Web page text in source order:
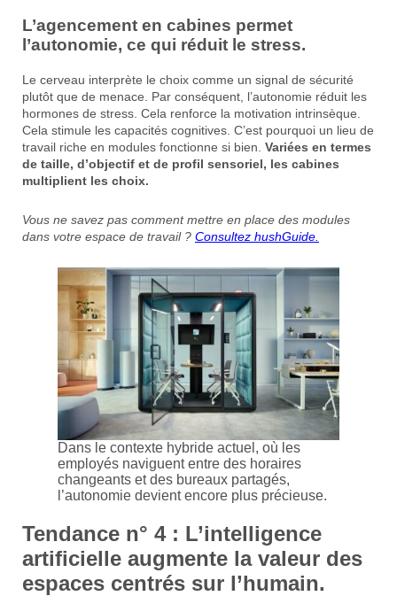
L’agencement en cabines permet
l’autonomie, ce qui réduit le stress.
Le cerveau interprète le choix comme un signal de sécurité
plutôt que de menace. Par conséquent, l’autonomie réduit les
hormones de stress. Cela renforce la motivation intrinsèque.
Cela stimule les capacités cognitives. C’est pourquoi un lieu de
travail riche en modules fonctionne si bien. Variées en termes
de taille, d’objectif et de profil sensoriel, les cabines
multiplient les choix.
Vous ne savez pas comment mettre en place des modules
dans votre espace de travail ? Consultez hushGuide.
Dans le contexte hybride actuel, où les
employés naviguent entre des horaires
changeants et des bureaux partagés,
l’autonomie devient encore plus précieuse.
Tendance n° 4 : L’intelligence
artificielle augmente la valeur des
espaces centrés sur l’humain.